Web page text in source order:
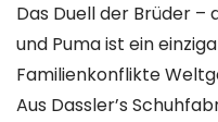
Das Duell der Brüder –
und Puma ist ein
Familienkonflikte
Aus Dassler’s